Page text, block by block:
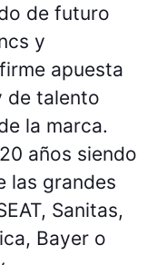
de futuro
y
apuesta
de talento
la marca.
años siendo
las grandes
Sanitas,
Bayer o